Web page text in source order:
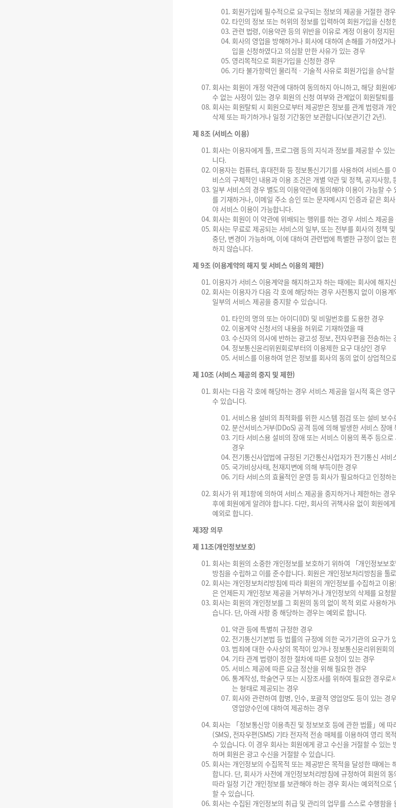
회원가입에 필수적으로 요구되는 정보의 제공을 거절한 경우
타인의 정보 또는 허위의 정보를 입력하여 회원가입을 신청
관련 법령, 이용약관 등의 위반을 이유로 계정 이용이 정지
회사의 영업을 방해하거나 회사에 대하여 손해를 가하였거
입을 신청하였다고 의심할 만한 사유가 있는 경우
영리목적으로 회원가입을 신청한 경우
기타 불가항력인 물리적ㆍ기술적 사유로 회원가입을 승낙
회사는 회원이 개정 약관에 대하여 동의하지 아니하고, 해당 회원
수 없는 사정이 있는 경우 회원의 신청 여부와 관계없이 회원탈퇴
회사는 회원탈퇴 시 회원으로부터 제공받은 정보를 관계 법령과 개
삭제 또는 파기하거나 일정 기간동안 보관합니다(보관기간 2년).
제 8조 (서비스 이용)
회사는 이용자에게 툴, 프로그램 등의 지식과 정보를 제공할 수 있
니다.
이용자는 컴퓨터, 휴대전화 등 정보통신기기를 사용하여 서비스를
비스의 구체적인 내용과 이용 조건은 개별 약관 및 정책, 공지사항,
일부 서비스의 경우 별도의 이용약관에 동의해야 이용이 가능할 수
를 기재하거나, 이메일 주소 승인 또는 문자메시지 인증과 같은 회
야 서비스 이용이 가능합니다.
회사는 회원이 이 약관에 위배되는 행위를 하는 경우 서비스 제공
회사는 무료로 제공되는 서비스의 일부, 또는 전부를 회사의 정책
중단, 변경이 가능하며, 이에 대하여 관련법에 특별한 규정이 없는
하지 않습니다.
제 9조 (이용계약의 해지 및 서비스 이용의 제한)
이용자가 서비스 이용계약을 해지하고자 하는 때에는 회사에 해지
회사는 이용자가 다음 각 호에 해당하는 경우 사전통지 없이 이용
일부의 서비스 제공을 중지할 수 있습니다.
타인의 명의 또는 아이디(ID) 및 비밀번호를 도용한 경우
이용계약 신청서의 내용을 허위로 기재하였을 때
수신자의 의사에 반하는 광고성 정보, 전자우편을 전송하는
정보통신윤리위원회로부터의 이용제한 요구 대상인 경우
서비스를 이용하여 얻은 정보를 회사의 동의 없이 상업적으
제 10조 (서비스 제공의 중지 및 제한)
회사는 다음 각 호에 해당하는 경우 서비스 제공을 일시적 혹은 영
수 있습니다.
서비스용 설비의 최적화를 위한 시스템 점검 또는 설비 보
분산서비스거부(DDoS) 공격 등에 의해 발생한 서비스 장애
기타 서비스용 설비의 장애 또는 서비스 이용의 폭주 등으
경우
전기통신사업법에 규정된 기간통신사업자가 전기통신 서비
국가비상사태, 천재지변에 의해 부득이한 경우
기타 서비스의 효율적인 운영 등 회사가 필요하다고 인정하
회사가 위 제1항에 의하여 서비스 제공을 중지하거나 제한하는 경
후에 회원에게 알려야 합니다. 다만, 회사의 귀책사유 없이 회원에
예외로 합니다.
제3장 의무
제 11조(개인정보보호)
회사는 회원의 소중한 개인정보를 보호하기 위하여 「개인정보보
방침을 수립하고 이를 준수합니다. 회원은 개인정보처리방침을 툴
회사는 개인정보처리방침에 따라 회원의 개인정보를 수집하고 이
은 언제든지 개인정보 제공을 거부하거나 개인정보의 삭제를 요청
회사는 회원의 개인정보를 그 회원의 동의 없이 목적 외로 사용하
습니다. 단, 아래 사항 중 해당하는 경우는 예외로 합니다.
약관 등에 특별히 규정한 경우
전기통신기본법 등 법률의 규정에 의한 국가기관의 요구가
범죄에 대한 수사상의 목적이 있거나 정보통신윤리위원회
기타 관계 법령이 정한 절차에 따른 요청이 있는 경우
서비스 제공에 따른 요금 정산을 위해 필요한 경우
통계작성, 학술연구 또는 시장조사를 위하여 필요한 경우로
는 형태로 제공되는 경우
회사와 관련하여 합병, 인수, 포괄적 영업양도 등이 있는 경
영업양수인에 대하여 제공하는 경우
회사는 「정보통신망 이용촉진 및 정보보호 등에 관한 법률」에 따
(SMS), 전자우편(SMS) 기타 전자적 전송 매체를 이용하여 영리 목
수 있습니다. 이 경우 회사는 회원에게 광고 수신을 거절할 수 있는
하며 회원은 광고 수신을 거절할 수 있습니다.
회사는 개인정보의 수집목적 또는 제공받은 목적을 달성한 때에는
합니다. 단, 회사가 사전에 개인정보처리방침에 규정하여 회원의
따라 일정 기간 개인정보를 보관해야 하는 경우 회사는 예외적으로
할 수 있습니다.
회사는 수집된 개인정보의 취급 및 관리의 업무를 스스로 수행함을